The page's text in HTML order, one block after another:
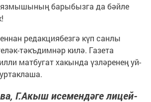
язмышының барыбызга да бәйле
редакциябезгә күп санлы
тәкъдимнәр килә. Газета
матбугат хакында үзләренең уй-
Г.Акыш исемендәге лицей-